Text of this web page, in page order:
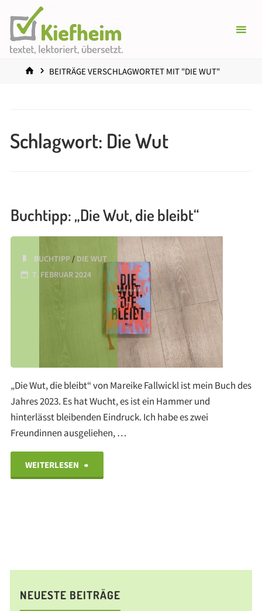
Inhalt
springen
STARTBEITRÄGE VERSCHLAGWORTET MIT "DIE WUT"
Schlagwort: Die Wut
Buchtipp: „Die Wut, die bleibt“
BUCHTIPP / DIE WUT
7. FEBRUAR 2024
„Die Wut, die bleibt“ von Mareike Fallwickl ist mein Buch des
Jahres 2023. Es hat Wucht, es ist ein Hammer und
hinterlässt bleibenden Eindruck. Ich habe es zwei
Freundinnen ausgeliehen, …
WEITERLESEN "Buchtipp:
bleibt“"
NEUESTE BEITRÄGE